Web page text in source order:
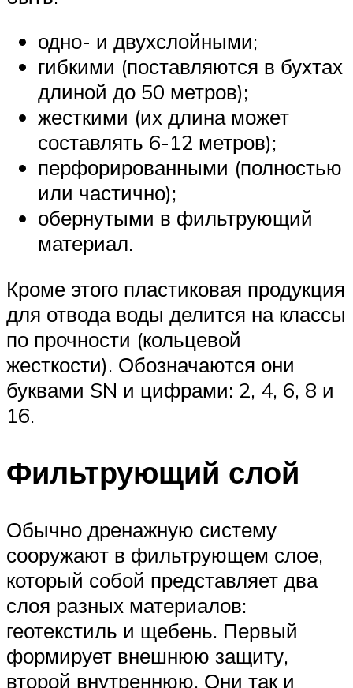
одно- и двухслойными;
гибкими (поставляются в бухтах
длиной до 50 метров);
жесткими (их длина может
составлять 6-12 метров);
перфорированными (полностью
или частично);
обернутыми в фильтрующий
материал.
Кроме этого пластиковая продукция
для отвода воды делится на классы
по прочности (кольцевой
жесткости). Обозначаются они
буквами SN и цифрами: 2, 4, 6, 8 и
16.
Фильтрующий слой
Обычно дренажную систему
сооружают в фильтрующем слое,
который собой представляет два
слоя разных материалов:
геотекстиль и щебень. Первый
формирует внешнюю защиту,
второй внутреннюю. Они так и